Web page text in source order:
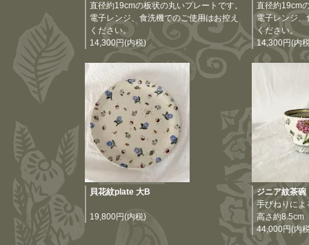
直径約19cmの板状の丸いプレートです。
電子レンジ、食洗機でのご使用はお控え
ください。
14,300円(内税)
直径約19cm
電子レンジ
ください。
14,300円(内
貝花紋plate 大B
19,800円(内税)
ジニア紋茶碗
手びねりによ
高さ約8.5cm
44,000円(内